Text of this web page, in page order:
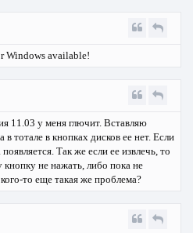
Windows available!
11.03 у меня глючит. Вставляю
тотале в кнопках дисков ее нет. Если
Так же если ее извлечь, то
кнопку не нажать, либо пока не
то еще такая же проблема?